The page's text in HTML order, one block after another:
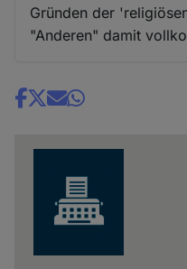
Gründen der
"Anderen" damit
Share